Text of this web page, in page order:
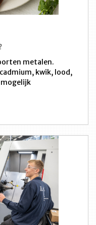
metalen.
kwik, lood,
mogelijk